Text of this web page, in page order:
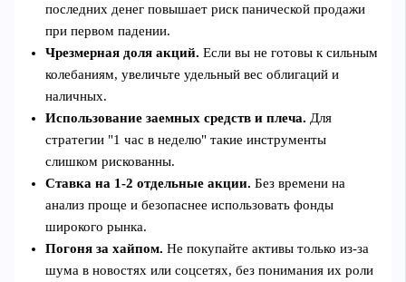
последних денег повышает риск панической продажи
при первом падении.
Чрезмерная доля акций. Если вы не готовы к сильным
колебаниям, увеличьте удельный вес облигаций и
наличных.
Использование заемных средств и плеча. Для
стратегии "1 час в неделю" такие инструменты
слишком рискованны.
Ставка на 1-2 отдельные акции. Без времени на
анализ проще и безопаснее использовать фонды
широкого рынка.
Погоня за хайпом. Не покупайте активы только из-за
шума в новостях или соцсетях, без понимания их роли